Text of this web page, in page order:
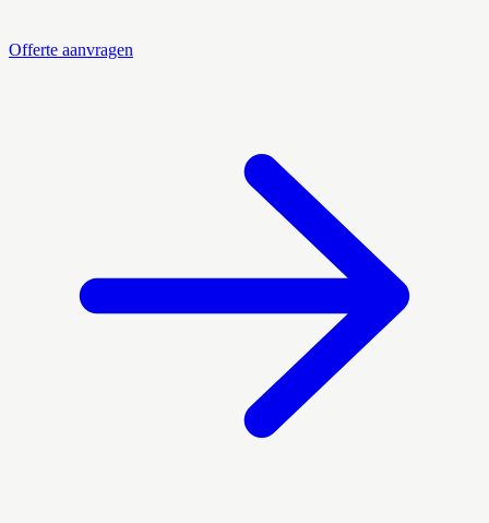
Offerte aanvragen